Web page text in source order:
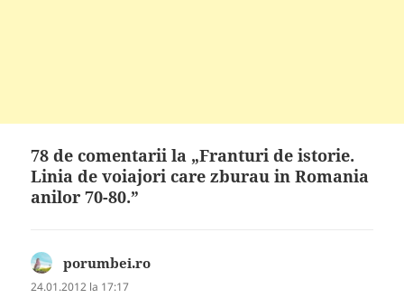
78 de comentarii la „Franturi de istorie.
Linia de voiajori care zburau in Romania
anilor 70-80.”
porumbei.ro
24.01.2012 la 17:17